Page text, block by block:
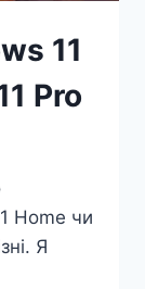
11
Pro
Home чи
Я